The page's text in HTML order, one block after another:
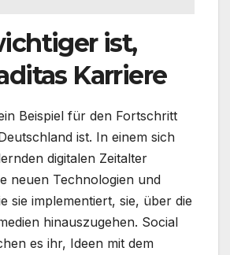
ist,
Karriere
Beispiel für den Fortschritt
ist. In einem sich
digitalen Zeitalter
neuen Technologien und
sie implementiert, sie, über die
hinauszugehen. Social
es ihr, Ideen mit dem